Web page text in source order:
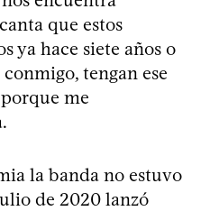
que estos
ya hace siete años o
tengan ese
me
la banda no estuvo
de 2020 lanzó